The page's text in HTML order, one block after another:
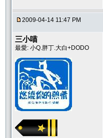
2009-04-14 11:47 PM
三小喵
最愛: 小Q.胖丁.大白+DODO